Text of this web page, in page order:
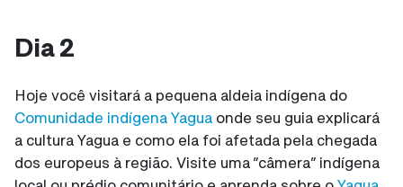
Dia 2
Hoje você visitará a pequena aldeia indígena do
Comunidade indígena Yagua onde seu guia explicará
a cultura Yagua e como ela foi afetada pela chegada
dos europeus à região. Visite uma “câmera” indígena